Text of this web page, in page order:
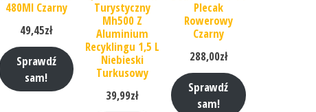
480Ml Czarny
49,45zł
Sprawdź
sam!
Turystyczny
Mh500 Z
Aluminium
Recyklingu 1,5 L
Niebieski
Turkusowy
39,99zł
Plecak
Rowerowy
Czarny
288,00zł
Sprawdź
sam!